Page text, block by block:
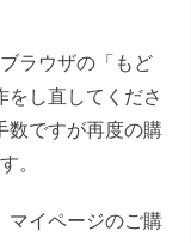
ラウザの「もど
をし直してくださ
数ですが再度の購
。
マイページのご購